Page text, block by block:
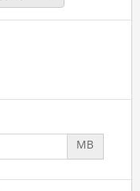
MB